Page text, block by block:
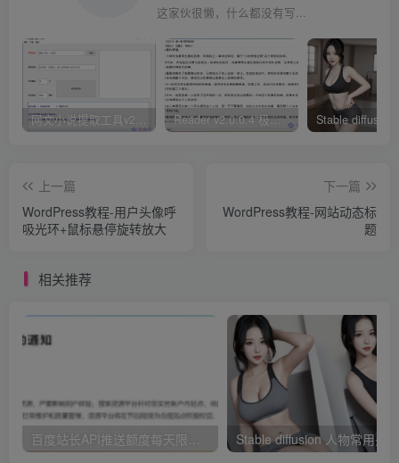
这家伙很懒，什么都没有写...
网文小说提取工具v2.10.02 可以自动下载小说 从此不再花钱看小说 Reader v2.0.0.4 极简小说阅读器支持导入在线及离线书源
上一篇
WordPress教程-用户头像呼
吸光环+鼠标悬停旋转放大
下一篇
WordPress教程-网站动态标
题
相关推荐
百度站长API推送额度每天限额10次这件事？